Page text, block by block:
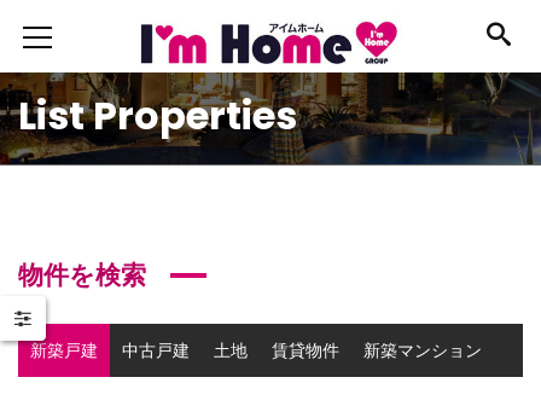
List Properties
物件を検索
新築戸建 中古戸建 土地 賃貸物件 新築マンション